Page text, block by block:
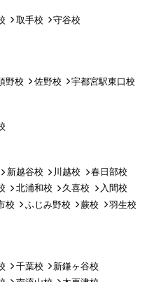
取手校
守谷校
野校 佐野校 宇都宮駅東口校
新越谷校 川越校
春日部校
北浦和校 久喜校
入間校
校 ふじみ野校 蕨校
羽生校
千葉校
新鎌ヶ谷校